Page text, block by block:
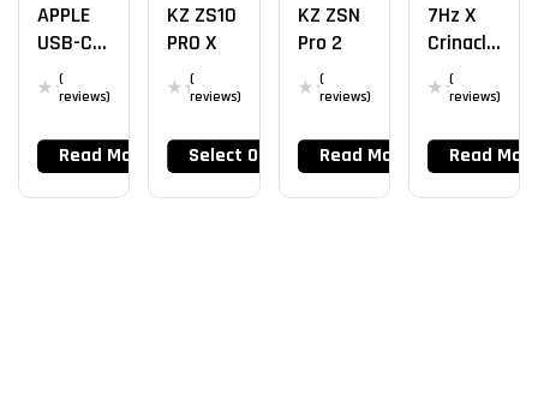
APPLE
USB-C
DAC(
reviews)
Read More
KZ ZS10
PRO X
(
reviews)
Select Options
KZ ZSN
Pro 2
(
reviews)
Read More
7Hz X
Crinacle
Zero 2
(
reviews)
Read